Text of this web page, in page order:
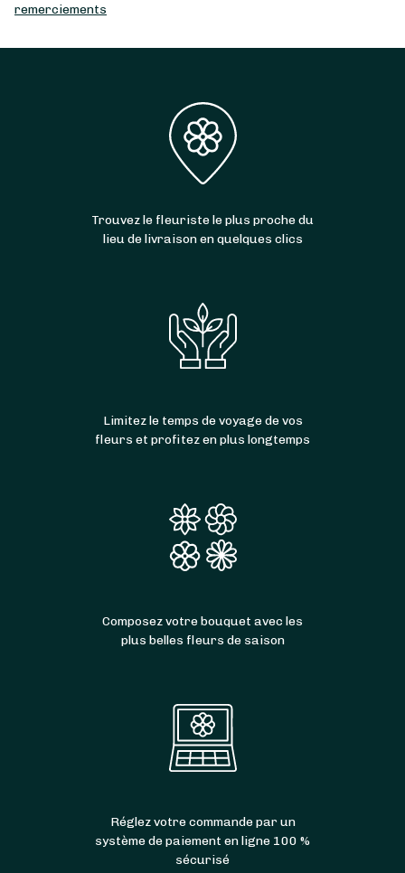
remerciements
Trouvez le fleuriste le plus proche du
lieu de livraison en quelques clics
Limitez le temps de voyage de vos
fleurs et profitez en plus longtemps
Composez votre bouquet avec les
plus belles fleurs de saison
Réglez votre commande par un
système de paiement en ligne 100 %
sécurisé